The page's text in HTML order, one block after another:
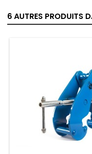
6 AUTRES PRODUITS